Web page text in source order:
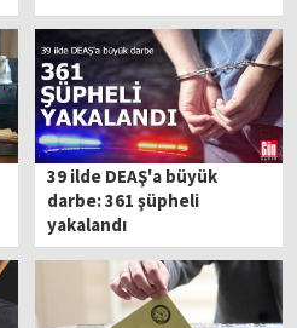
39 ilde DEAŞ'a büyük
darbe: 361 şüpheli
yakalandı